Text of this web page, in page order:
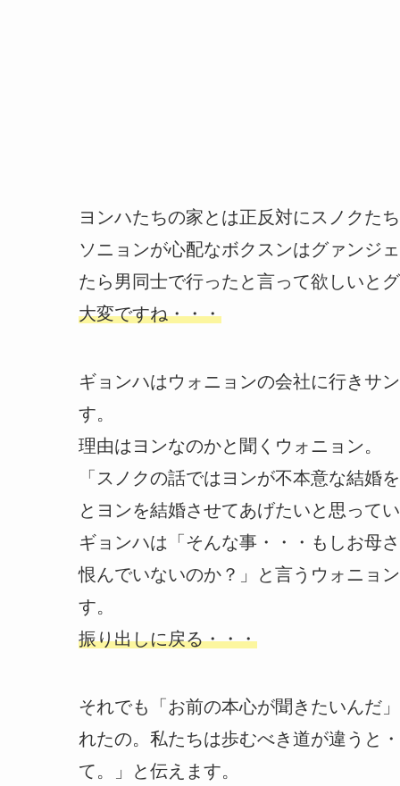
ヨンハたちの家とは正反対にスノクた
ソニョンが心配なボクスンはグァンジ
たら男同士で行ったと言って欲しいと
大変ですね・・・
ギョンハはウォニョンの会社に行きサ
す。
理由はヨンなのかと聞くウォニョン。
「スノクの話ではヨンが不本意な結婚
とヨンを結婚させてあげたいと思って
ギョンハは「そんな事・・・もしお母
恨んでいないのか？」と言うウォニョ
す。
振り出しに戻る・・・
それでも「お前の本心が聞きたいんだ
れたの。私たちは歩むべき道が違うと
て。」と伝えます。